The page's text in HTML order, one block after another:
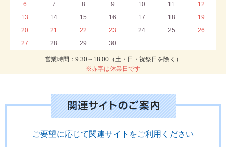
6
7 8 9 10 11
12
13
14 15 16 17 18
19
20
21 22 23 24 25
26
27
28 29 30
営業時間：9:30～18:00（土・日・祝祭日を除く）
※赤字は休業日です
ご要望に応じて関連サイトをご利用ください